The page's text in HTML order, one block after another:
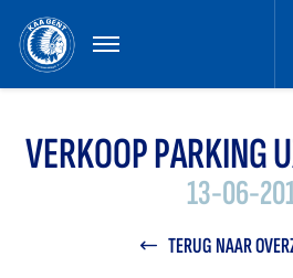
MENU
VERKOOP PARKING
13-06-
TERUG NAAR